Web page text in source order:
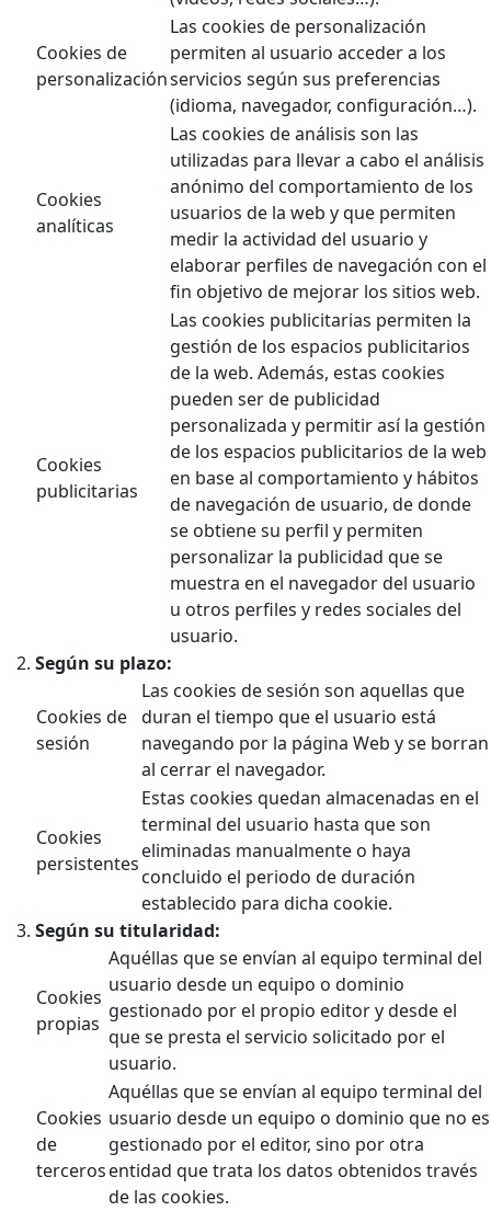
Cookies de
personalización
Las cookies de personalización
permiten al usuario acceder a los
servicios según sus preferencias
(idioma, navegador, configuración…).
Cookies
analíticas
Las cookies de análisis son las
utilizadas para llevar a cabo el análisis
anónimo del comportamiento de los
usuarios de la web y que permiten
medir la actividad del usuario y
elaborar perfiles de navegación con el
fin objetivo de mejorar los sitios web.
Cookies
publicitarias
Las cookies publicitarias permiten la
gestión de los espacios publicitarios
de la web. Además, estas cookies
pueden ser de publicidad
personalizada y permitir así la gestión
de los espacios publicitarios de la web
en base al comportamiento y hábitos
de navegación de usuario, de donde
se obtiene su perfil y permiten
personalizar la publicidad que se
muestra en el navegador del usuario
u otros perfiles y redes sociales del
usuario.
Según su plazo:
Cookies de
sesión
Las cookies de sesión son aquellas que
duran el tiempo que el usuario está
navegando por la página Web y se borran
al cerrar el navegador.
Cookies
persistentes
Estas cookies quedan almacenadas en el
terminal del usuario hasta que son
eliminadas manualmente o haya
concluido el periodo de duración
establecido para dicha cookie.
Según su titularidad:
Cookies
propias
Aquéllas que se envían al equipo terminal del
usuario desde un equipo o dominio
gestionado por el propio editor y desde el
que se presta el servicio solicitado por el
usuario.
Cookies
de
terceros
Aquéllas que se envían al equipo terminal del
usuario desde un equipo o dominio que no es
gestionado por el editor, sino por otra
entidad que trata los datos obtenidos través
de las cookies.